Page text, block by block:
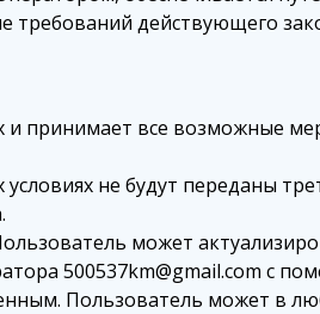
действующего
и принимает все возможные
не будут переданы
может
500537km@gmail.com с
Пользователь может в